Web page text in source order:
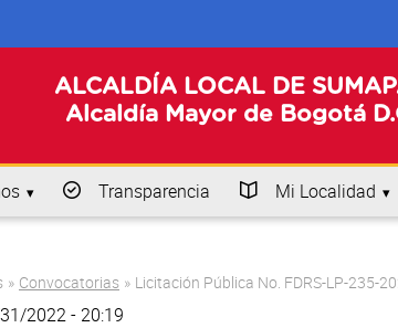
ALCALDÍA LOCAL DE
Alcaldía Mayor de Bogotá
Transparencia Mi Localidad
» Convocatorias » Licitación Pública No. FDRS-LP-235-
2022 - 20:19